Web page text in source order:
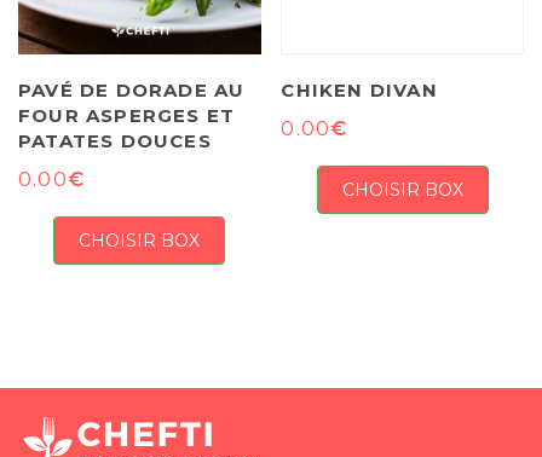
PAVÉ DE DORADE AU
FOUR ASPERGES ET
PATATES DOUCES
0.00€
CHOISIR BOX
CHIKEN DIVAN
0.00€
CHOISIR BOX